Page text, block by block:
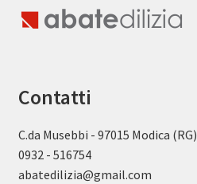
Contatti
C.da Musebbi - 97015 Modica (RG)
0932 - 516754
abatedilizia@gmail.com